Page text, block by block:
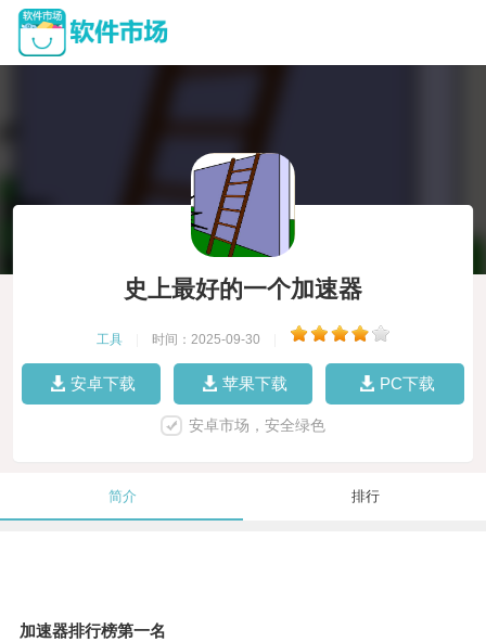
史上最好的一个加速器
工具 时间：2025-09-30
安卓下载 苹果下载 PC下载
安卓市场，安全绿色
简介 排行
加速器排行榜第一名